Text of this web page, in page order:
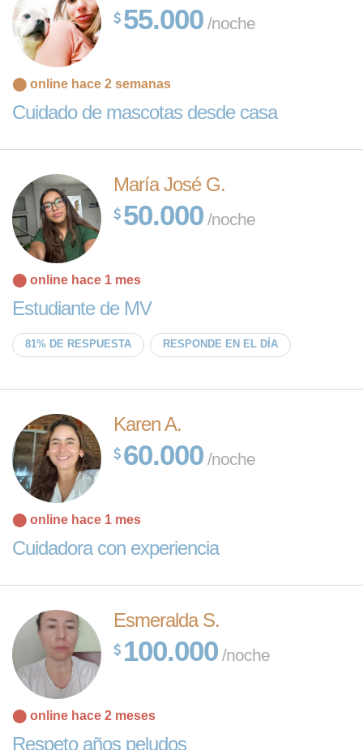
55.000 /noche
⬤ online hace 2 semanas
Cuidado de mascotas desde casa
María José G.
50.000 /noche
⬤ online hace 1 mes
Estudiante de MV
81% DE RESPUESTA RESPONDE EN EL DÍA
Karen A.
60.000 /noche
⬤ online hace 1 mes
Cuidadora con experiencia
Esmeralda S.
100.000 /noche
⬤ online hace 2 meses
Respeto años peludos